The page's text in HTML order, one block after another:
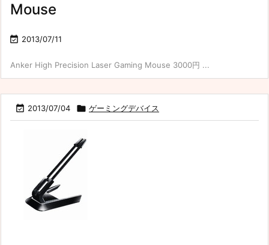
Mouse
 2013/07/11
Anker High Precision Laser Gaming Mouse 3000円 ...
 2013/07/04  ゲーミングデバイス